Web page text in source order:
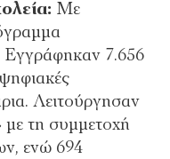
Με
Εγγράφηκαν 7.656
ψηφιακές
Λειτούργησαν
τη συμμετοχή
ενώ 694